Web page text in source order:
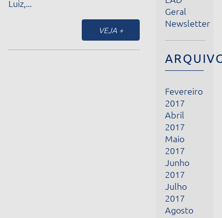
ARQUIVOS
Fevereiro
2017
2017
Maio
2017
Junho
2017
Julho
2017
Agosto
2017
Setembro
2017
Novembro
2017